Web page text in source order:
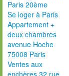
Paris 20ème
Se loger à Paris
Appartement +
deux chambres
avenue Hoche
75008 Paris
Ventes aux
enchères 32 rue